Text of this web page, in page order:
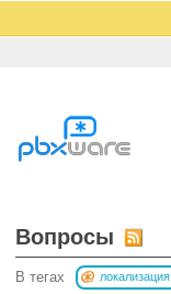
Вопросы
В тегах локализация